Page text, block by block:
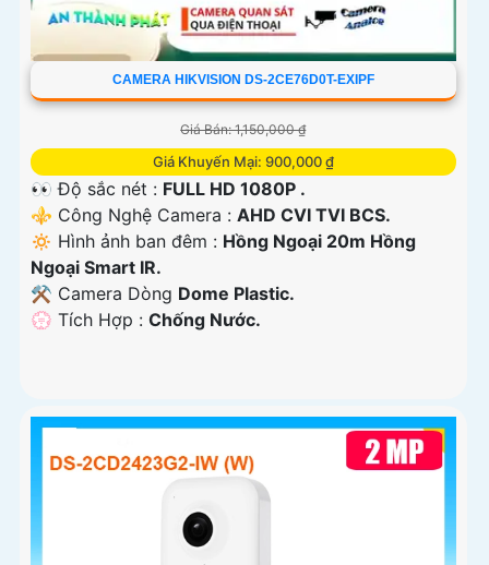
CAMERA HIKVISION DS-2CE76D0T-EXIPF
Giá Bán: 1,150,000 ₫
Giá Khuyến Mại: 900,000 ₫
👀 Độ sắc nét : FULL HD 1080P .
⚜️ Công Nghệ Camera : AHD CVI TVI BCS.
🔅 Hình ảnh ban đêm : Hồng Ngoại 20m Hồng
Ngoại Smart IR.
⚒ Camera Dòng Dome Plastic.
️💮 Tích Hợp : Chống Nước.